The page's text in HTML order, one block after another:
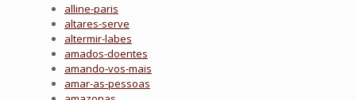
alline-paris
altares-serve
altermir-labes
amados-doentes
amando-vos-mais
amar-as-pessoas